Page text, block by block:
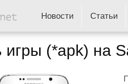
Новости Статьи
игры (*apk) на